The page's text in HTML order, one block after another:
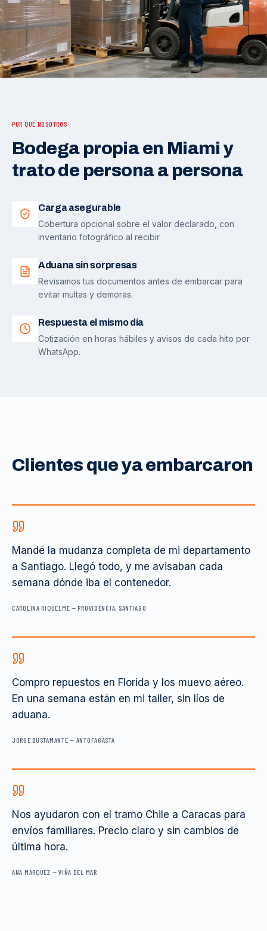
POR QUÉ NOSOTROS
Bodega propia en Miami y
trato de persona a persona
Carga asegurable
Cobertura opcional sobre el valor declarado, con
inventario fotográfico al recibir.
Aduana sin sorpresas
Revisamos tus documentos antes de embarcar para
evitar multas y demoras.
Respuesta el mismo día
Cotización en horas hábiles y avisos de cada hito por
WhatsApp.
Clientes que ya embarcaron
Mandé la mudanza completa de mi departamento
a Santiago. Llegó todo, y me avisaban cada
semana dónde iba el contenedor.
CAROLINA RIQUELME —PROVIDENCIA, SANTIAGO
Compro repuestos en Florida y los muevo aéreo.
En una semana están en mi taller, sin líos de
aduana.
JORGE BUSTAMANTE — ANTOFAGASTA
Nos ayudaron con el tramo Chile a Caracas para
envíos familiares. Precio claro y sin cambios de
última hora.
ANA MÁRQUEZ —VIÑA DEL MAR